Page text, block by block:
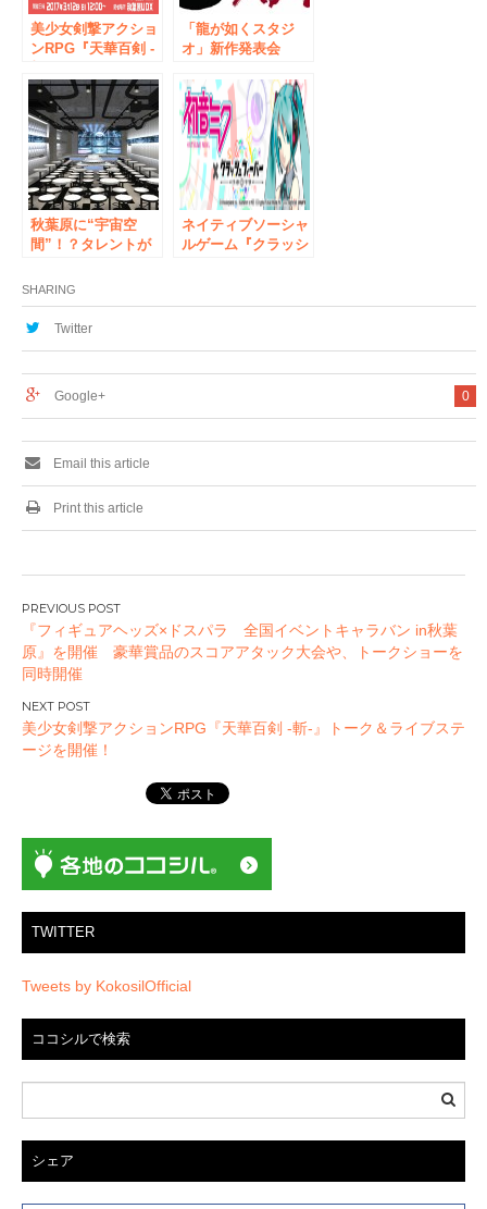
（金）受付15：30～
＞
美少女剣撃アクショ
ンRPG『天華百剣 -
ブステージを開催！
「龍が如くスタジ
オ」新作発表会
（土）19:00～＠秋
葉原UDXシアターで
開催決定 抽選で一
般の方30名様を無料
でご招待！
秋葉原に“宇宙空
間”！？タレントが
『アミューズメント
カフェ 秋葉屋』オ
ープン
ネイティブソーシャ
ルゲーム『クラッシ
ラボ決定！
SHARING
Twitter
0
Google+
Email this article
Print this article
投
稿
ナ
ビ
ゲ
ー
ン
『フィギュアヘッズ×ドスパラ 全国イベントキャラバン in秋葉
原』を開催 豪華賞品のスコアアタック大会や、トークショーを
同時開催
美少女剣撃アクションRPG『天華百剣 -斬-』トーク＆ライブステ
ージを開催！
TWITTER
Tweets by KokosilOfficial
ココシルで検索
シェア